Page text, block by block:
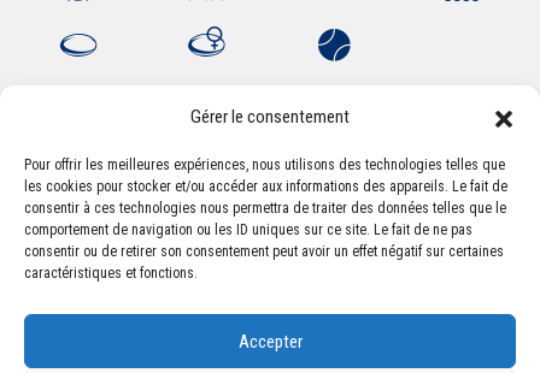
Gérer le consentement
Pour offrir les meilleures expériences, nous utilisons des technologies telles que
les cookies pour stocker et/ou accéder aux informations des appareils. Le fait de
consentir à ces technologies nous permettra de traiter des données telles que le
comportement de navigation ou les ID uniques sur ce site. Le fait de ne pas
consentir ou de retirer son consentement peut avoir un effet négatif sur certaines
caractéristiques et fonctions.
Accepter
Association Sportive Montferrandaise
84, boulevard Léon Jouhaux
CS 80221 - 63021 Clermont-Ferrand Cedex 2
accueil@asm-omnisports.com